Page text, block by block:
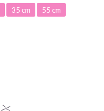
35 cm
55 cm